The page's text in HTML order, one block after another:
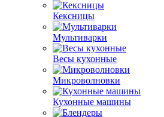
Кексницы
Мультиварки
Весы кухонные
Микроволновки
Кухонные машины